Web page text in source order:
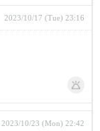
2023/10/17 (Tue) 23:16
2023/10/23 (Mon) 22:42